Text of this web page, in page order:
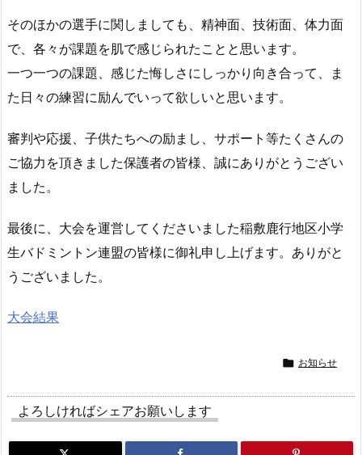
そのほかの選手に関しましても、精神面、技術面、体力面
で、 各々が課題を肌で感じられたことと思います。
一つ一つの課題、感じた悔しさにしっかり向き合って、
ま
た日々の練習に励んでいって欲しいと思います。
審判や応援、子供たちへの励まし、 サポート等たくさんの
ご協力を頂きました保護者の皆様、 誠にありがとうござい
ました。
最後に、 大会を運営してくださいました稲敷鹿行地区小学
生バドミントン連盟の皆様に御礼申し上げます。 ありがと
うございました。
大会結果
 お知らせ
よろしければシェアお願いします